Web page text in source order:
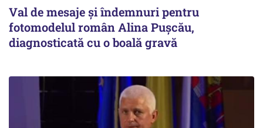
Val de mesaje și îndemnuri pentru
fotomodelul român Alina Pușcău,
diagnosticată cu o boală gravă